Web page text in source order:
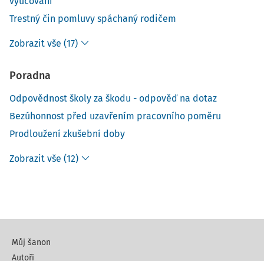
Trestný čin pomluvy spáchaný rodičem
Zobrazit vše (17)
Poradna
Odpovědnost školy za škodu - odpověď na dotaz
Bezúhonnost před uzavřením pracovního poměru
Prodloužení zkušební doby
Zobrazit vše (12)
Můj šanon
Autoři